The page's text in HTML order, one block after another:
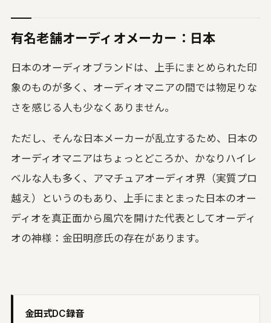
有名老舗オーディオメーカー：日本
日本のオーディオブランドは、上手にまとめられた印
象のものが多く、オーディオマニアの間では物足りな
さを感じる人も少なくありません。
ただし、そんな日本メーカーが乱立するため、日本の
オーディオマニアはちょっとどころか、かなりハイレ
ベルな人も多く、アマチュアオーディオ界（実質プロ
越え）というのもあり、上手にまとまった日本のオー
ディオを真正面から風穴を開けた代表としてオーディ
オの神様：金田明彦氏の存在があります。
金田式DC録音